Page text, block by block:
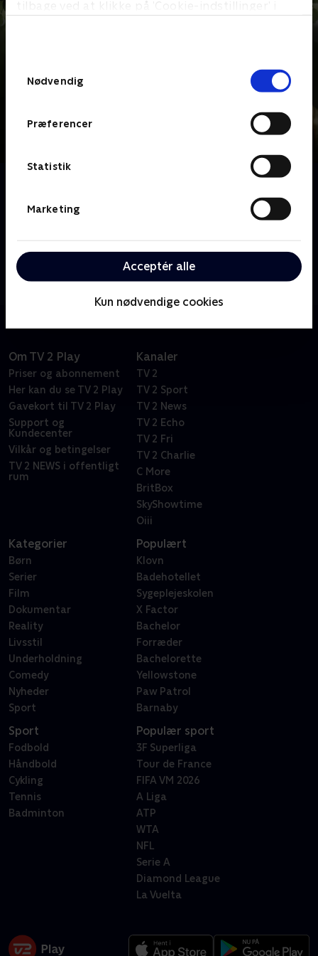
tilbage ved at klikke på ’Cookie-indstillinger’ i
Nødvendig
Præferencer
Statistik
Marketing
Acceptér alle
Kun nødvendige cookies
Dette er historien om den første generation i det nye
årtusind. Det er en enestående dansk
familier siden de blev født i år 2000. Vi følger
børnene, mens de vokser op. Det handler om livets
store og små øjeblikke - det er Danmarkshistorien,
som vi oplever den selv.
Om TV 2 Play
Priser og abonnement
Her kan du se TV 2 Play
Gavekort til TV 2 Play
Support og
Kundecenter
Vilkår og betingelser
TV 2 NEWS i offentligt
rum
Kanaler
TV 2
TV 2 Sport
TV 2 News
TV 2 Echo
TV 2 Fri
TV 2 Charlie
C More
BritBox
SkyShowtime
Oiii
Kategorier
Børn
Serier
Film
Dokumentar
Reality
Livsstil
Underholdning
Comedy
Nyheder
Sport
Populært
Klovn
Badehotellet
Sygeplejeskolen
X Factor
Bachelor
Forræder
Bachelorette
Yellowstone
Paw Patrol
Barnaby
Sport
Fodbold
Håndbold
Cykling
Tennis
Badminton
Populær sport
3F Superliga
Tour de France
FIFA VM 2026
A Liga
ATP
WTA
NFL
Serie A
Diamond League
La Vuelta